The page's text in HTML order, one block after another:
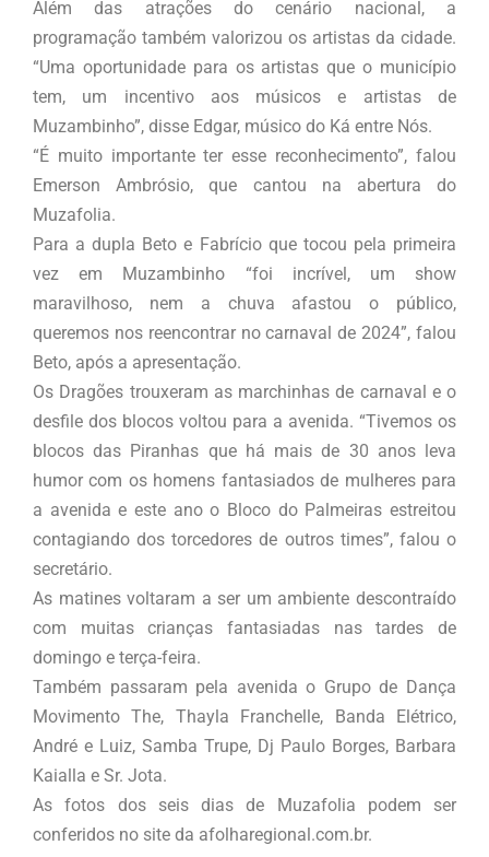
Além das atrações do cenário nacional, a
programação também valorizou os artistas da cidade.
“Uma oportunidade para os artistas que o município
tem, um incentivo aos músicos e artistas de
Muzambinho”, disse Edgar, músico do Ká entre Nós.
“É muito importante ter esse reconhecimento”, falou
Emerson Ambrósio, que cantou na abertura do
Muzafolia.
Para a dupla Beto e Fabrício que tocou pela primeira
vez em Muzambinho “foi incrível, um show
maravilhoso, nem a chuva afastou o público,
queremos nos reencontrar no carnaval de 2024”, falou
Beto, após a apresentação.
Os Dragões trouxeram as marchinhas de carnaval e o
desfile dos blocos voltou para a avenida. “Tivemos os
blocos das Piranhas que há mais de 30 anos leva
humor com os homens fantasiados de mulheres para
a avenida e este ano o Bloco do Palmeiras estreitou
contagiando dos torcedores de outros times”, falou o
secretário.
As matines voltaram a ser um ambiente descontraído
com muitas crianças fantasiadas nas tardes de
domingo e terça-feira.
Também passaram pela avenida o Grupo de Dança
Movimento The, Thayla Franchelle, Banda Elétrico,
André e Luiz, Samba Trupe, Dj Paulo Borges, Barbara
Kaialla e Sr. Jota.
As fotos dos seis dias de Muzafolia podem ser
conferidos no site da afolharegional.com.br.